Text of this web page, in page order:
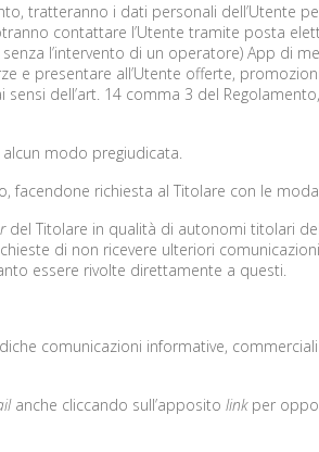
tratteranno i dati personali dell’Utente
contattare l’Utente tramite posta
l’intervento di un operatore) App di
e presentare all’Utente offerte,
dell’art. 14 comma 3 del
modo pregiudicata.
richiesta al Titolare con le
del Titolare in qualità di autonomi titolari
di non ricevere ulteriori
essere rivolte direttamente a questi.
comunicazioni informative,
anche cliccando sull’apposito linkper